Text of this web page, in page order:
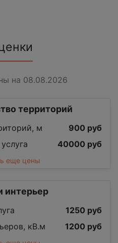
на 08.08.2026
территорий
м
900 руб
40000 руб
еще цены
интерьер
1250 руб
кВ.м
1200 руб